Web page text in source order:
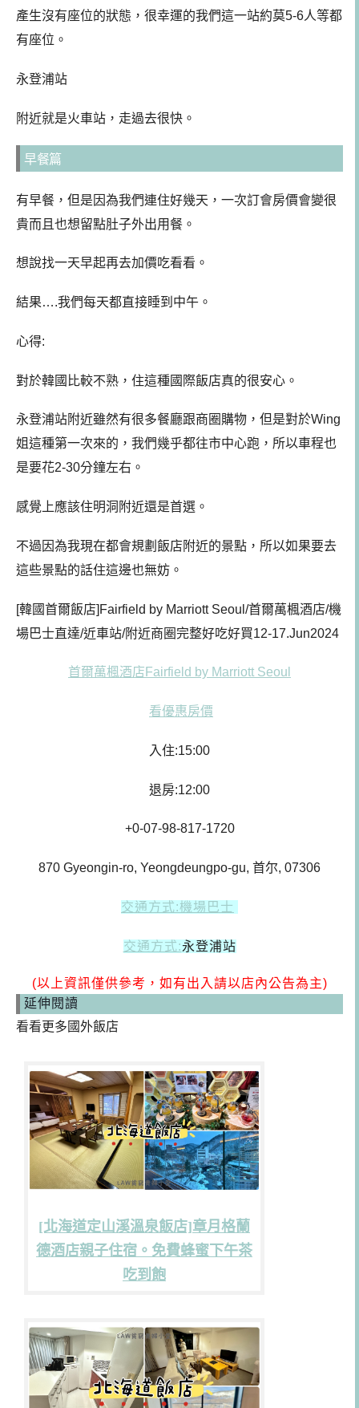
產生沒有座位的狀態，很幸運的我們這一站約莫5-6人等都
有座位。
永登浦站
附近就是火車站，走過去很快。
早餐篇
有早餐，但是因為我們連住好幾天，一次訂會房價會變很
貴而且也想留點肚子外出用餐。
想說找一天早起再去加價吃看看。
結果….我們每天都直接睡到中午。
心得:
對於韓國比較不熟，住這種國際飯店真的很安心。
永登浦站附近雖然有很多餐廳跟商圈購物，但是對於Wing
姐這種第一次來的，我們幾乎都往市中心跑，所以車程也
是要花2-30分鐘左右。
感覺上應該住明洞附近還是首選。
不過因為我現在都會規劃飯店附近的景點，所以如果要去
這些景點的話住這邊也無妨。
[韓國首爾飯店]Fairfield by Marriott Seoul/首爾萬楓酒店/機
場巴士直達/近車站/附近商圈完整好吃好買12-17.Jun2024
首爾萬楓酒店Fairfield by Marriott Seoul
看優惠房價
入住:15:00
退房:12:00
+0-07-98-817-1720
870 Gyeongin-ro, Yeongdeungpo-gu, 首尔, 07306
交通方式:機場巴士
交通方式:永登浦站
(以上資訊僅供參考，如有出入請以店內公告為主)
延伸閱讀
看看更多國外飯店
[北海道定山溪溫泉飯店]章月格蘭
德酒店親子住宿。免費蜂蜜下午茶
吃到飽